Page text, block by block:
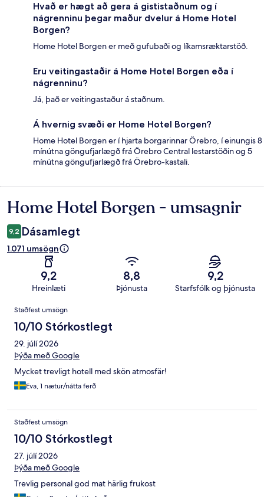
Hvað er hægt að gera á gististaðnum og í
nágrenninu þegar maður dvelur á Home Hotel
Borgen?
Home Hotel Borgen er með gufubaði og líkamsræktarstöð.
Eru veitingastaðir á Home Hotel Borgen eða í
nágrenninu?
Já, það er veitingastaður á staðnum.
Á hvernig svæði er Home Hotel Borgen?
Home Hotel Borgen er í hjarta borgarinnar Örebro, í einungis 8
mínútna göngufjarlægð frá Örebro Central lestarstöðin og 5
mínútna göngufjarlægð frá Örebro-kastali.
Umsagnir
Home Hotel Borgen - umsagnir
9,2 Dásamlegt
1.071 umsögn
9,2
Hreinlæti
8,8
Þjónusta
9,2
Starfsfólk og þjónusta
Umsagnir
Staðfest umsögn
10/10 Stórkostlegt
29. júlí 2026
Þýða með Google
Mycket trevligt hotell med skön atmosfär!
Eva, 1 nætur/nátta ferð
Staðfest umsögn
10/10 Stórkostlegt
27. júlí 2026
Þýða með Google
Trevlig personal god mat härlig frukost